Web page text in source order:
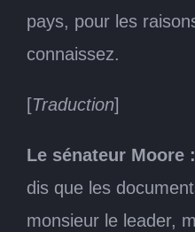
pays, pour les
connaissez.
[Traduction]
Le sénateur Moore :
dis que les
monsieur le leader,